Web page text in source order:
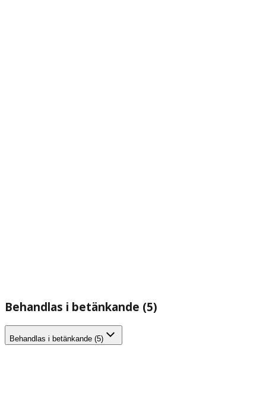
Behandlas i betänkande (5)
Behandlas i betänkande (5)